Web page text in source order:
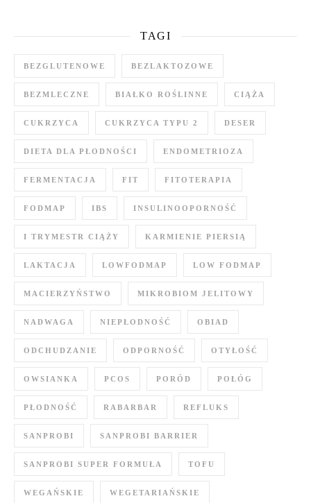
TAGI
BEZGLUTENOWE BEZLAKTOZOWE
BEZMLECZNE BIAŁKO ROŚLINNE CIĄŻA
CUKRZYCA CUKRZYCA TYPU 2 DESER
DIETA DLA PŁODNOŚCI ENDOMETRIOZA
FERMENTACJA FIT FITOTERAPIA
FODMAP IBS INSULINOOPORNOŚĆ
I TRYMESTR CIĄŻY KARMIENIE PIERSIĄ
LAKTACJA LOWFODMAP LOW FODMAP
MACIERZYŃSTWO MIKROBIOM JELITOWY
NADWAGA NIEPŁODNOŚĆ OBIAD
ODCHUDZANIE ODPORNOŚĆ OTYŁOŚĆ
OWSIANKA PCOS PORÓD POŁÓG
PŁODNOŚĆ RABARBAR REFLUKS
SANPROBI SANPROBI BARRIER
SANPROBI SUPER FORMUŁA TOFU
WEGAŃSKIE WEGETARIAŃSKIE